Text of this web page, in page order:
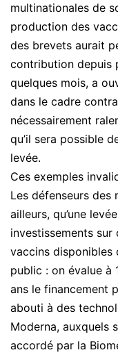
multinationales de
production des
des brevets aurait
contribution depuis
quelques mois, a
dans le cadre
nécessairement
qu’il sera possible
levée.
Ces exemples
Les défenseurs des
ailleurs, qu’une
investissements sur
vaccins disponibles
public : on évalue à
ans le financement
abouti à des
Moderna, auxquels
accordé par la